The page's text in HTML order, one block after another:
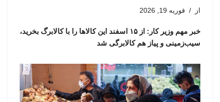
از فوریه 19, 2026
خبر مهم وزیر کار: از ۱۵ اسفند این کالاها را با کالابرگ بخرید،
سیب‌زمینی و پیاز هم کالابرگی شد